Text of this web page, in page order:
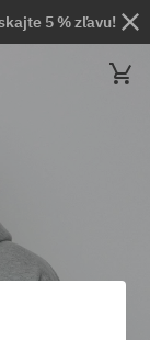
5 % zľavu!